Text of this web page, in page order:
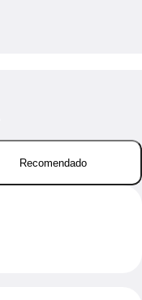
Recomendado